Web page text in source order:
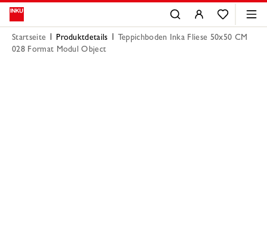
Startseite Produktdetails
Teppichboden Inka Fliese 50x50 CM
028 Format Modul Object